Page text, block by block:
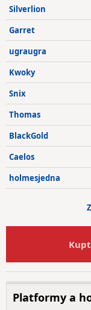
Silverlion
Garret
ugraugra
Kwoky
Snix
Thomas
BlackGold
Caelos
holmesjedna
Platformy a